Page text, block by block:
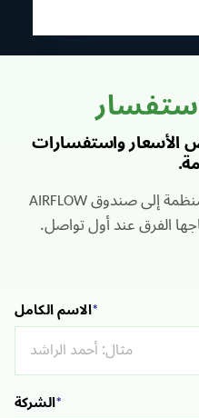
الأسعار واستفسارات
يُعدّ تدفق الإرسال رسالة بريد منظمة إلى صندوق AIRFLOW
الفرق عند أول تواصل.
الاسم الكامل*
الشركة*